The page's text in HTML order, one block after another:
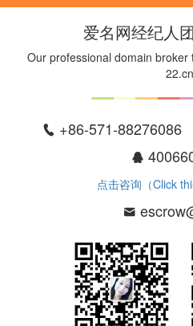
爱名网经纪人
Our professional domain
22.cn
+86-571-88276086
点击咨询（Click